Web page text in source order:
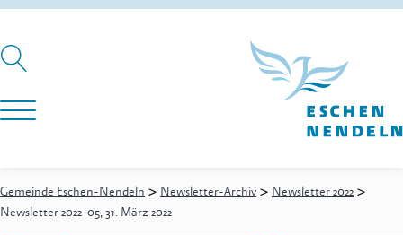
Gemeinde Eschen-Nendeln > Newsletter-Archiv > Newsletter 2022 >
Newsletter 2022-05, 31. März 2022